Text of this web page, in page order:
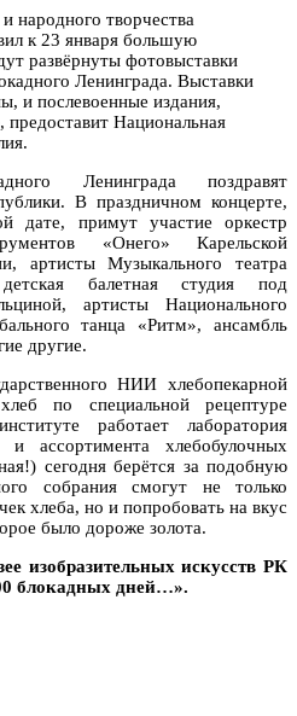
народного творчества
к 23 января большую
развёрнуты фотовыставки
Ленинграда. Выставки
и послевоенные издания,
Национальная
Ленинграда поздравят
В праздничном концерте,
дате, примут участие оркестр
«Онего» Карельской
артисты Музыкального театра
балетная студия под
артисты Национального
танца «Ритм», ансамбль
другие.
НИИ хлебопекарной
по специальной рецептуре
работает лаборатория
и ассортимента хлебобулочных
сегодня берётся за подобную
собрания смогут не только
хлеба, но и попробовать на вкус
было дороже золота.
изобразительных искусств РК
блокадных дней…».